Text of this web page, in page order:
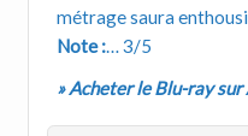
métrage saura
Note :… 3/5
» Acheter le Blu-ray sur